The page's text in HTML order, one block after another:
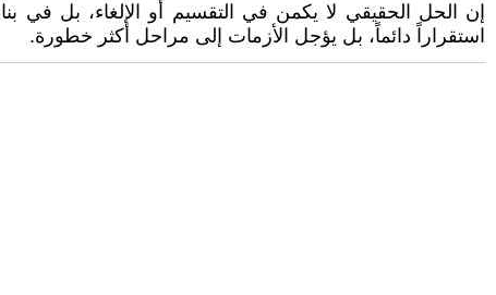
إن الحل الحقيقي لا يكمن في التقسيم أو الإلغاء، بل في
استقراراً دائماً، بل يؤجل الأزمات إلى مراحل أكثر خطورة.